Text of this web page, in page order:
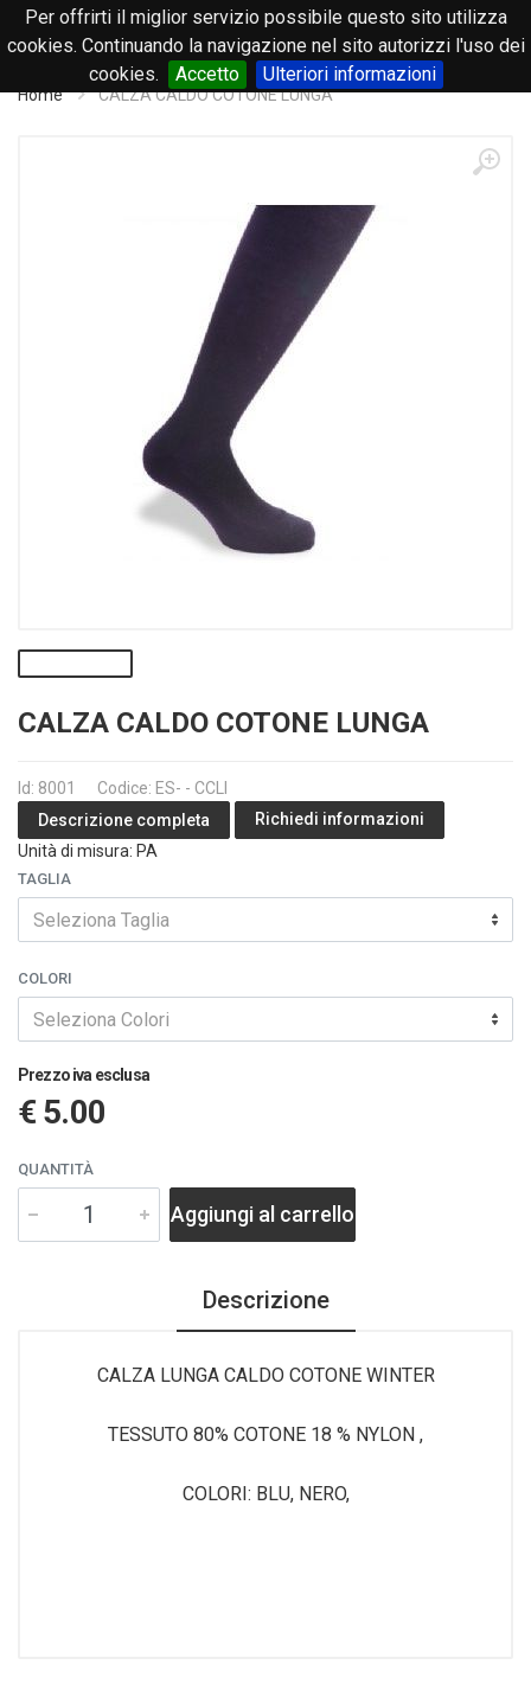
Per offrirti il miglior servizio possibile questo sito utilizza
cookies. Continuando la navigazione nel sito autorizzi l'uso dei
cookies.
Accetto Ulteriori informazioni
0
Home CALZA CALDO COTONE LUNGA
CALZA CALDO COTONE LUNGA
Id: 8001
Codice: ES- - CCLI
Descrizione completa
Richiedi informazioni
Unità di misura: PA
TAGLIA
Seleziona Taglia
COLORI
Seleziona Colori
Prezzo iva esclusa
€ 5.00
QUANTITÀ
Aggiungi al carrello
Descrizione
CALZA LUNGA CALDO COTONE WINTER
TESSUTO 80% COTONE 18 % NYLON ,
COLORI: BLU, NERO,